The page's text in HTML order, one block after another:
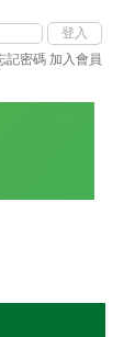
記密碼 加入會員